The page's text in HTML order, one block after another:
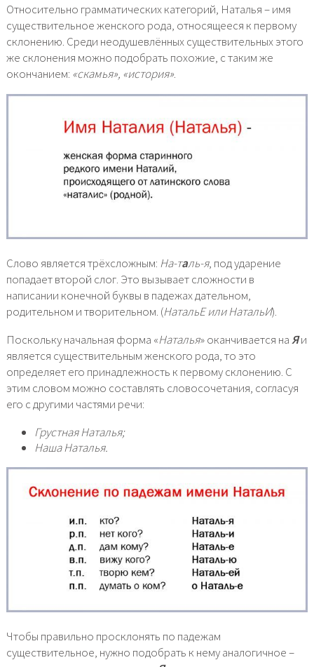
Относительно грамматических категорий, Наталья – имя
существительное женского рода, относящееся к первому
склонению. Среди неодушевлённых существительных этого
же склонения можно подобрать похожие, с таким же
окончанием: «скамья», «история».
Слово является трёхсложным: На-таль-я, под ударение
попадает второй слог. Это вызывает сложности в
написании конечной буквы в падежах дательном,
родительном и творительном. (НатальЕ или НатальИ).
Поскольку начальная форма «Наталья» оканчивается наЯи
является существительным женского рода, то это
определяет его принадлежность к первому склонению. С
этим словом можно составлять словосочетания, согласуя
его с другими частями речи:
Грустная Наталья;
Наша Наталья.
Чтобы правильно просклонять по падежам
существительное, нужно подобрать к нему аналогичное –